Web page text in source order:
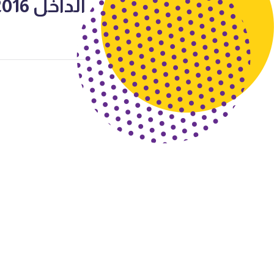
الداخل 2016-2017